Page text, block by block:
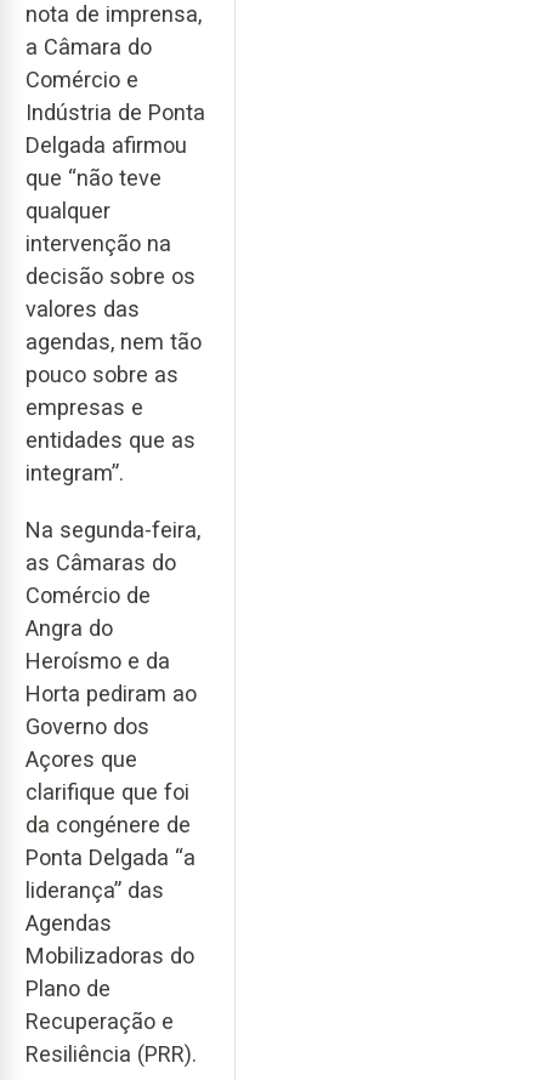
nota de imprensa,
a Câmara do
Comércio e
Indústria de Ponta
Delgada afirmou
que “não teve
qualquer
intervenção na
decisão sobre os
valores das
agendas, nem tão
pouco sobre as
empresas e
entidades que as
integram”.
Na segunda-feira,
as Câmaras do
Comércio de
Angra do
Heroísmo e da
Horta pediram ao
Governo dos
Açores que
clarifique que foi
da congénere de
Ponta Delgada “a
liderança” das
Agendas
Mobilizadoras do
Plano de
Recuperação e
Resiliência (PRR).